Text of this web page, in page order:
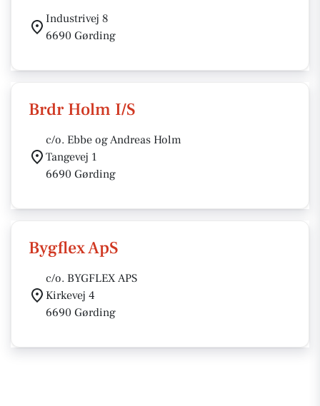
Industrivej 8
6690 Gørding
Brdr Holm I/S
c/o. Ebbe og Andreas Holm
Tangevej 1
6690 Gørding
Bygflex ApS
c/o. BYGFLEX APS
Kirkevej 4
6690 Gørding